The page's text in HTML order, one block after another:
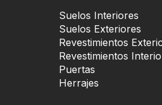
Suelos Interiores
Suelos Exteriores
Revestimientos
Revestimientos
Puertas
Herrajes